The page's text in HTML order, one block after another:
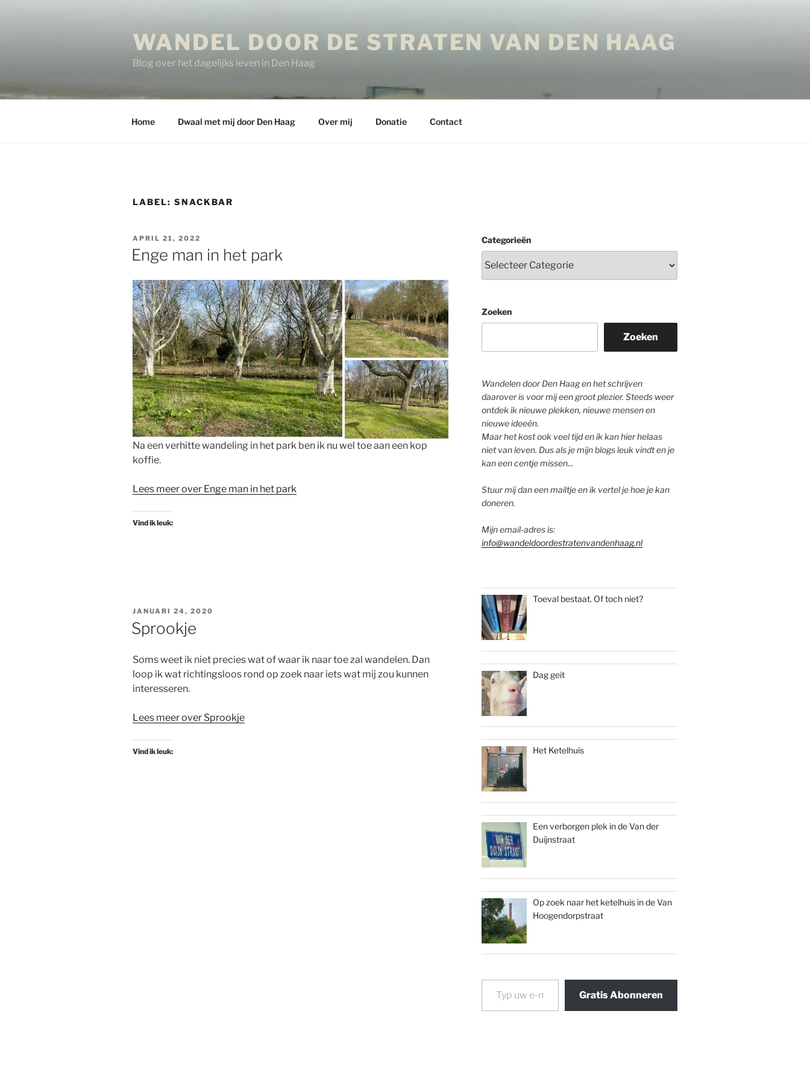
WANDEL DOOR DE STRATEN VAN DEN HAAG
Blog over het dagelijks leven in Den Haag
Home Dwaal met mij door Den Haag Over mij Donatie Contact
LABEL: SNACKBAR
GEPLAATST
OP
APRIL 21, 2022
Enge man in het park
Na een verhitte wandeling in het park ben ik nu wel toe aan een kop
koffie.
Lees meer over Enge man in het park
Vind ik leuk:
GEPLAATST
OP
JANUARI 24, 2020
Sprookje
Soms weet ik niet precies wat of waar ik naar toe zal wandelen. Dan
loop ik wat richtingsloos rond op zoek naar iets wat mij zou kunnen
interesseren.
Lees meer over Sprookje
Vind ik leuk:
Categorieën
Zoeken
Zoeken
Wandelen door Den Haag en het schrijven
daarover is voor mij een groot plezier. Steeds weer
ontdek ik nieuwe plekken, nieuwe mensen en
nieuwe ideeën.
Maar het kost ook veel tijd en ik kan hier helaas
niet van leven. Dus als je mijn blogs leuk vindt en je
kan een centje missen...
Stuur mij dan een mailtje en ik vertel je hoe je kan
doneren.
Mijn email-adres is:
info@wandeldoordestratenvandenhaag.nl
Toeval bestaat. Of toch niet?
Dag geit
Het Ketelhuis
Een verborgen plek in de Van der
Duijnstraat
Op zoek naar het ketelhuis in de Van
Hoogendorpstraat
Typ uw e-mail...
Gratis Abonneren